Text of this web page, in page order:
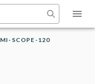
MI-SCOPE-120